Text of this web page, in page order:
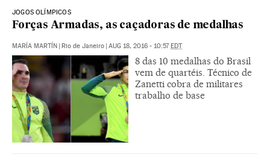
JOGOS OLÍMPICOS
Forças Armadas, as caçadoras de medalhas
MARÍA MARTÍN | Rio de Janeiro | AUG 18, 2016 - 10:57EDT
8 das 10 medalhas do Brasil
vem de quartéis. Técnico de
Zanetti cobra de militares
trabalho de base